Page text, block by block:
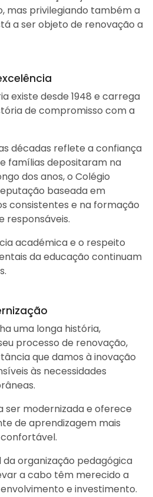
mas privilegiando também a
a ser objeto de renovação a
existe desde 1948 e carrega
de compromisso com a
décadas reflete a confiança
famílias depositaram na
dos anos, o Colégio
baseada em
consistentes e na formação
responsáveis.
académica e o respeito
da educação continuam
uma longa história,
processo de renovação,
que damos à inovação
às necessidades
ser modernizada e oferece
de aprendizagem mais
organização pedagógica
a cabo têm merecido a
e investimento.